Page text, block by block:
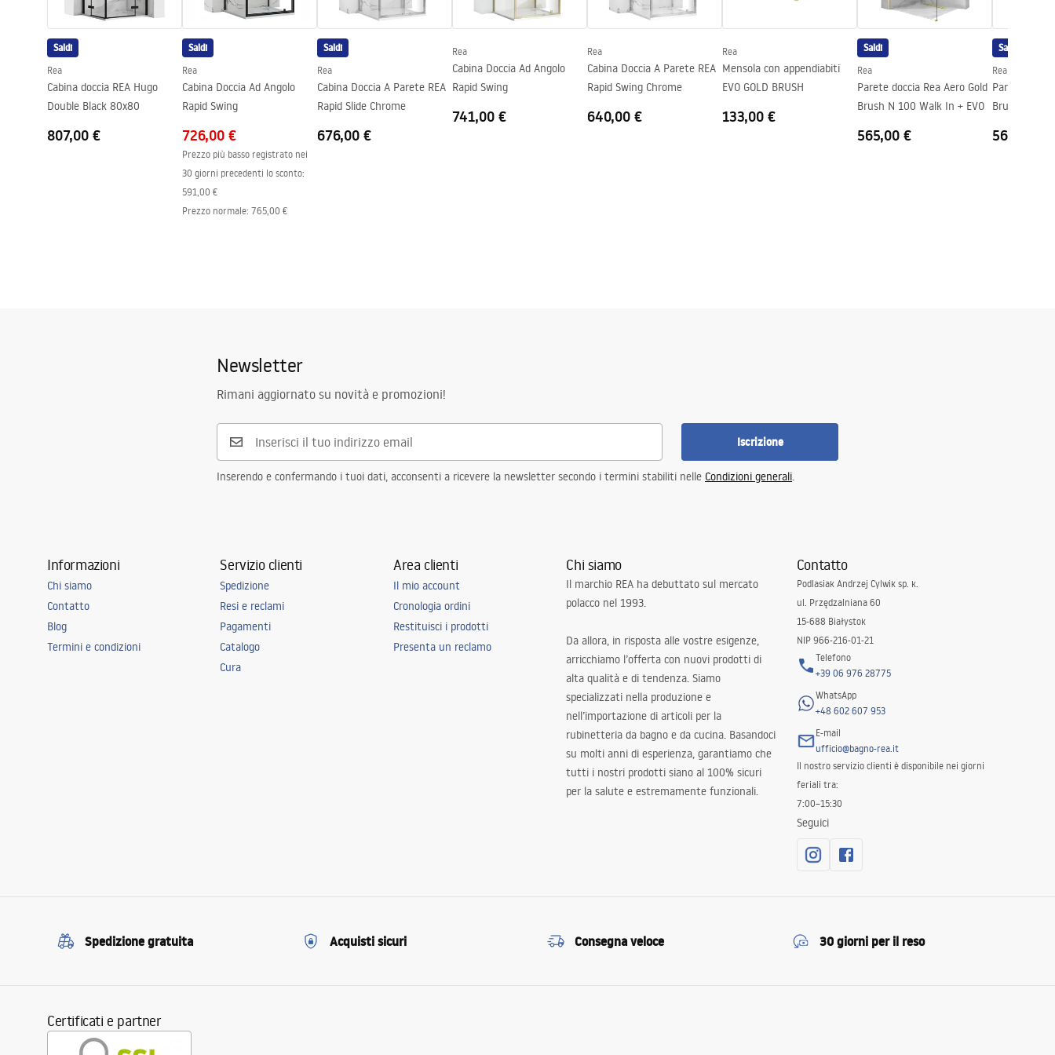
Regolazione della pressione
Sistema Anti-Calc
SÌ
Tecnologia del rivestimento
Distanza dei collegamenti
mm
Garanzia
24 mesi
Saldi
Rea
Cabina doccia REA Hugo
Double Black 80x80
807,00 €
Saldi
Rea
Cabina Doccia Ad Angolo
Rapid Swing
726,00 €
Prezzo più basso registrato nei
30 giorni precedenti lo sconto:
591,00 €
Prezzo normale: 765,00 €
Saldi
Rea
Cabina Doccia A Parete REA
Rapid Slide Chrome
676,00 €
Rea
Cabina Doccia Ad Angolo
Rapid Swing
741,00 €
Rea
Cabina Doccia A Parete REA
Rapid Swing Chrome
640,00 €
Rea
Mensola con appendiabiti
EVO GOLD BRUSH
133,00 €
Saldi
Rea
Parete doccia Rea Aero Gold
Brush N 100 Walk In + EVO
565,00 €
Saldi
Rea
Parete
Brush N 90
560,00 €
Newsletter
Rimani aggiornato su novità e promozioni!
Iscrizione
Inserendo e confermando i tuoi dati, acconsenti a ricevere la newsletter secondo i termini stabiliti nelle Condizioni generali.
Informazioni
Chi siamo
Contatto
Blog
Termini e condizioni
Servizio clienti
Spedizione
Resi e reclami
Pagamenti
Catalogo
Cura
Area clienti
Il mio account
Cronologia ordini
Restituisci i prodotti
Presenta un reclamo
Chi siamo
Il marchio REA ha debuttato sul mercato
polacco nel 1993.
Da allora, in risposta alle vostre esigenze,
arricchiamo l’offerta con nuovi prodotti di
alta qualità e di tendenza. Siamo
specializzati nella produzione e
nell’importazione di articoli per la
rubinetteria da bagno e da cucina. Basandoci
su molti anni di esperienza, garantiamo che
tutti i nostri prodotti siano al 100% sicuri
per la salute e estremamente funzionali.
Contatto
Podlasiak Andrzej Cylwik sp. k.
ul. Przędzalniana 60
15-688 Białystok
NIP 966-216-01-21
Telefono
+39 06 976 28775
WhatsApp
+48 602 607 953
E-mail
ufficio@bagno-rea.it
Il nostro servizio clienti è disponibile nei giorni
feriali tra:
7:00–15:30
Seguici
Spedizione gratuita Acquisti sicuri Consegna veloce 30 giorni per il reso
Certificati e partner